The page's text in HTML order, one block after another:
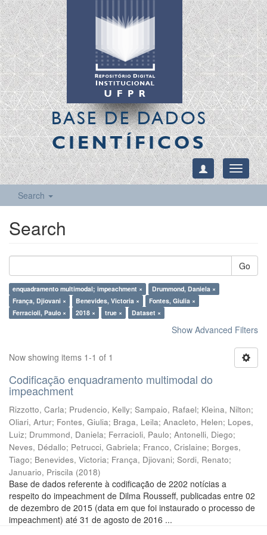
BASE DE DADOS
CIENTÍFICOS
Toggle
Search
Search
Go
enquadramento multimodal; impeachment ×
Drummond, Daniela ×
França, Djiovani ×
Benevides, Victoria ×
Fontes, Giulia ×
Ferracioli, Paulo ×
2018 × true × Dataset ×
Show Advanced Filters
Now showing items 1-1 of 1
Codificação enquadramento multimodal do
impeachment
Rizzotto, Carla; Prudencio, Kelly; Sampaio, Rafael; Kleina, Nilton;
Oliari, Artur; Fontes, Giulia; Braga, Leila; Anacleto, Helen; Lopes,
Luiz; Drummond, Daniela; Ferracioli, Paulo; Antonelli, Diego;
Neves, Dédallo; Petrucci, Gabriela; Franco, Crislaine; Borges,
Tiago; Benevides, Victoria; França, Djiovani; Sordi, Renato;
Januario, Priscila (2018)
Base de dados referente à codificação de 2202 notícias a
respeito do impeachment de Dilma Rousseff, publicadas entre 02
de dezembro de 2015 (data em que foi instaurado o processo de
impeachment) até 31 de agosto de 2016 ...